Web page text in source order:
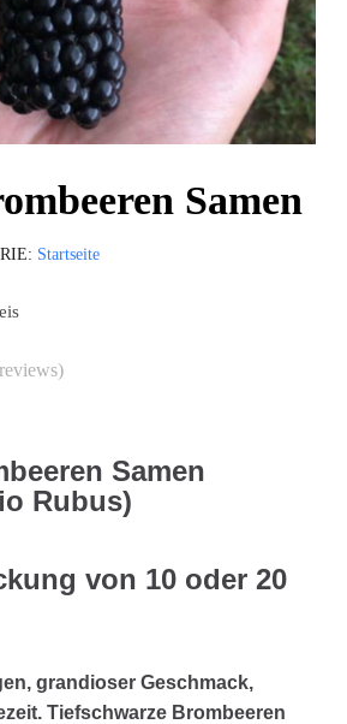
Samen
Startseite
Samen
Rubus)
von 10 oder 20
grandioser Geschmack,
Tiefschwarze Brombeeren